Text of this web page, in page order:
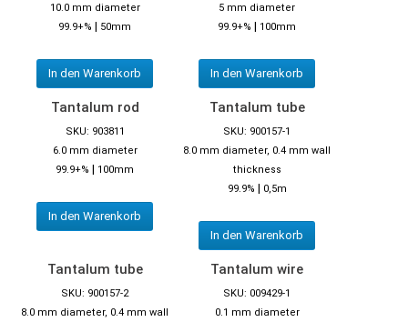
10.0 mm diameter
99.9+% | 50mm
In den Warenkorb
5 mm diameter
99.9+% | 100mm
In den Warenkorb
Tantalum rod
SKU: 903811
6.0 mm diameter
99.9+% | 100mm
In den Warenkorb
Tantalum tube
SKU: 900157-1
8.0 mm diameter, 0.4 mm wall
thickness
99.9% | 0,5m
In den Warenkorb
Tantalum tube
SKU: 900157-2
8.0 mm diameter, 0.4 mm wall
Tantalum wire
SKU: 009429-1
0.1 mm diameter